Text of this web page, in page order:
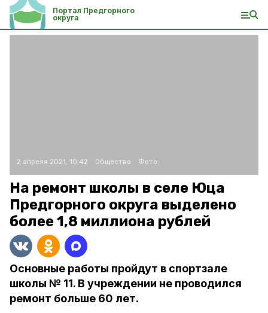
Портал Предгорного
округа
2 апреля 2021, 10:42 Общество Фото:
На ремонт школы в селе Юца
Предгорного округа выделено
более 1,8 миллиона рублей
Основные работы пройдут в спортзале
школы № 11. В учреждении не проводился
ремонт больше 60 лет.